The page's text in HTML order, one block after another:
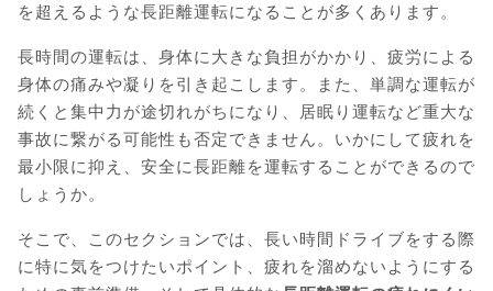
を超えるような長距離運転になることが多くあります。
長時間の運転は、身体に大きな負担がかかり、疲労による
身体の痛みや凝りを引き起こします。また、単調な運転が
続くと集中力が途切れがちになり、居眠り運転など重大な
事故に繋がる可能性も否定できません。いかにして疲れを
最小限に抑え、安全に長距離を運転することができるので
しょうか。
そこで、このセクションでは、長い時間ドライブをする際
に特に気をつけたいポイント、疲れを溜めないようにする